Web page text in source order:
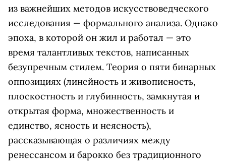
из важнейших методов искусствоведческого
исследования — формального анализа. Однако
эпоха, в которой он жил и работал — это
время талантливых текстов, написанных
безупречным стилем. Теория о пяти бинарных
оппозициях (линейность и живописность,
плоскостность и глубинность, замкнутая и
открытая форма, множественность и
единство, ясность и неясность),
рассказывающая о различиях между
ренессансом и барокко без традиционного